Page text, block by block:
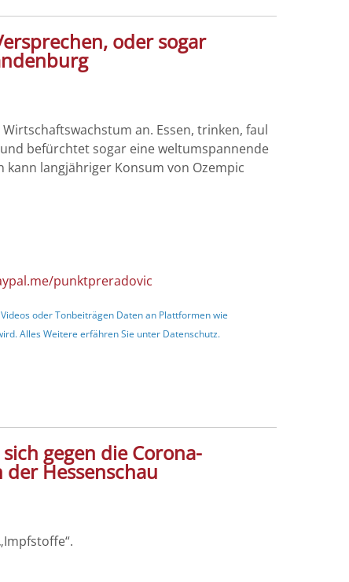
oder sogar
an. Essen, trinken, faul
befürchtet sogar eine weltumspannende
kann langjähriger Konsum von Ozempic
punktpreradovic
oder Tonbeiträgen Daten an Plattformen wie
Alles Weitere erfähren Sie unter Datenschutz.
gegen die Corona-
Hessenschau